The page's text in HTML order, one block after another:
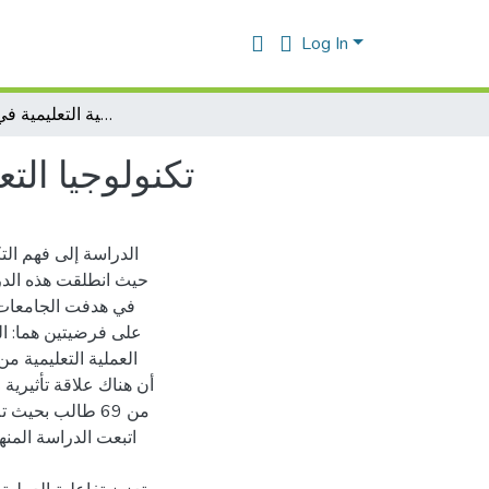
Log In
تكنولوجيا التعليم و دورها في تحسين العملية التعليمية في التعليم العالي
تكنولوجيا
الدراسة إلى فهم
حيث انطلقت هذه
في هدفت
على فرضيتين هما:
العملية التعليمية
أن هناك علاقة
من 69 طالب
اتبعت الدراسة